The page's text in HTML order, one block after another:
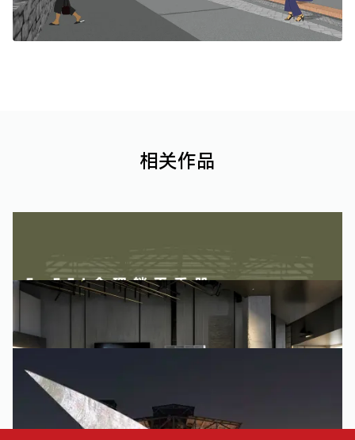
相关作品
打港国际青年旅舍
田宇 | 株洲 | 建筑设计 | 株洲清水塘工业遗址活化